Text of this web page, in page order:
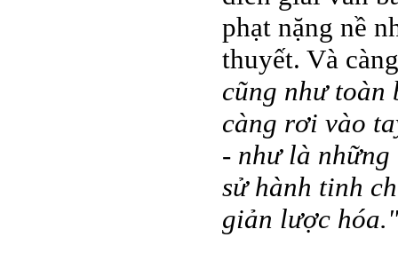
phạt nặng nề
thuyết. Và
cũng như toàn
càng rơi vào
- như là
sử hành tinh
giản lược hóa."